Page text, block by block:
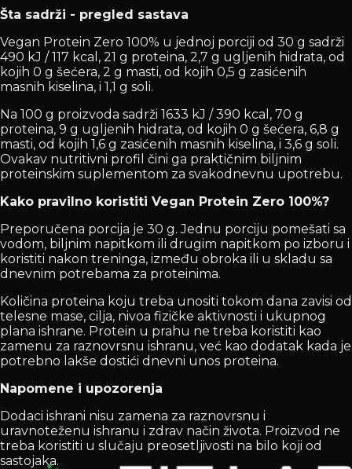
Šta sadrži - pregled sastava
Vegan Protein Zero 100% u jednoj porciji od 30 g sadrži
490 kJ / 117 kcal, 21 g proteina, 2,7 g ugljenih hidrata, od
kojih 0 g šećera, 2 g masti, od kojih 0,5 g zasićenih
masnih kiselina, i 1,1 g soli.
Na 100 g proizvoda sadrži 1633 kJ / 390 kcal, 70 g
proteina, 9 g ugljenih hidrata, od kojih 0 g šećera, 6,8 g
masti, od kojih 1,6 g zasićenih masnih kiselina, i 3,6 g soli.
Ovakav nutritivni profil čini ga praktičnim biljnim
proteinskim suplementom za svakodnevnu upotrebu.
Kako pravilno koristiti Vegan Protein Zero 100%?
Preporučena porcija je 30 g. Jednu porciju pomešati sa
vodom, biljnim napitkom ili drugim napitkom po izboru i
koristiti nakon treninga, između obroka ili u skladu sa
dnevnim potrebama za proteinima.
Količina proteina koju treba unositi tokom dana zavisi od
telesne mase, cilja, nivoa fizičke aktivnosti i ukupnog
plana ishrane. Protein u prahu ne treba koristiti kao
zamenu za raznovrsnu ishranu, već kao dodatak kada je
potrebno lakše dostići dnevni unos proteina.
Napomene i upozorenja
Dodaci ishrani nisu zamena za raznovrsnu i
uravnoteženu ishranu i zdrav način života. Proizvod ne
treba koristiti u slučaju preosetljivosti na bilo koji od
sastojaka.